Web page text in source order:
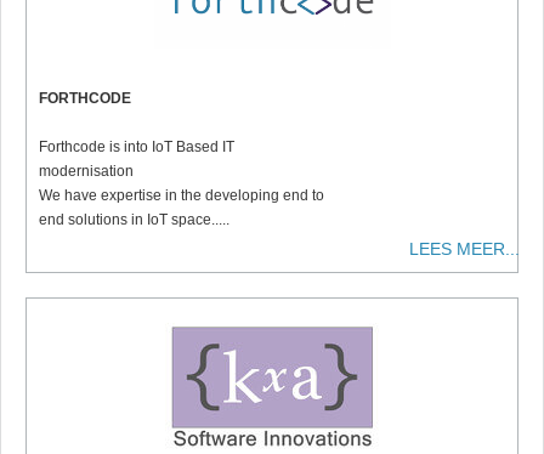
FORTHCODE
Forthcode is into IoT Based IT
modernisation
We have expertise in the developing end to
end solutions in IoT space.....
LEES MEER...